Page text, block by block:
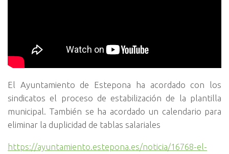
El Ayuntamiento de Estepona ha acordado con los
sindicatos el proceso de estabilización de la plantilla
municipal. También se ha acordado un calendario para
eliminar la duplicidad de tablas salariales
https://ayuntamiento.estepona.es/noticia/16768-el-